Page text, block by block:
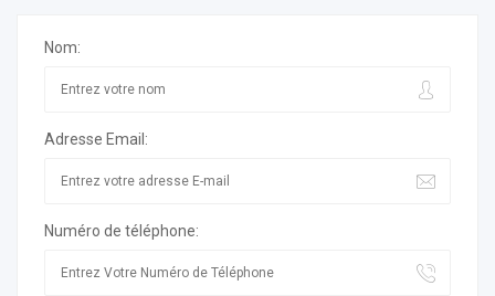
Nom:
Adresse Email:
Numéro de téléphone: